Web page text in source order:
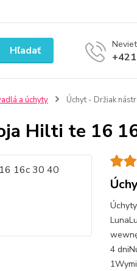
Hľadať
a úchyty Úchyt - Držiak
Hilti te 16
4